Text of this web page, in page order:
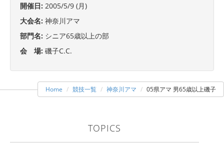
開催日: 2005/5/9 (月)
大会名: 神奈川アマ
部門名: シニア65歳以上の部
会 場: 磯子C.C.
Home 競技一覧 神奈川アマ 05県アマ 男65歳以上磯子
TOPICS